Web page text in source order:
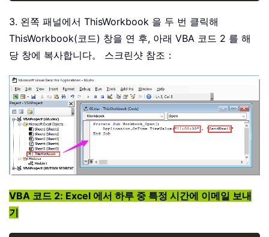
3. 왼쪽 패널에서 ThisWorkbook 을 두 번 클릭해
ThisWorkbook(코드) 창을 연 후, 아래 VBA 코드 2 를 해
당 창에 복사합니다。 스크린샷 참조：
VBA 코드 2: Excel 에서 하루 중 특정 시간에 이메일 보내
기